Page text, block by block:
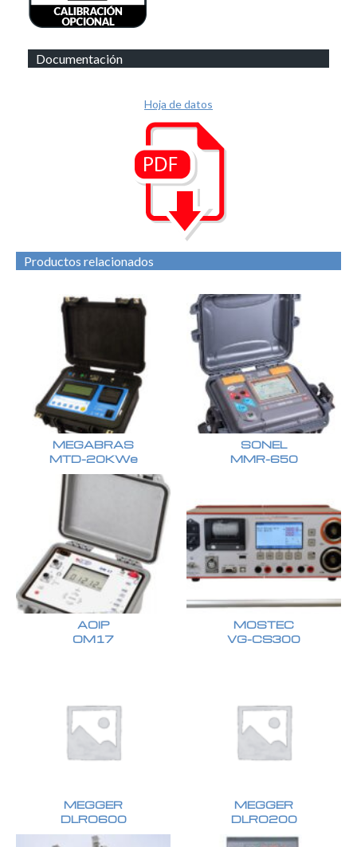
Documentación
Hoja de datos
Productos relacionados
MEGABRAS
MTD-20KWe
SONEL
MMR-650
AOIP
OM17
MOSTEC
VG-CS300
MEGGER
DLRO600
MEGGER
DLRO200